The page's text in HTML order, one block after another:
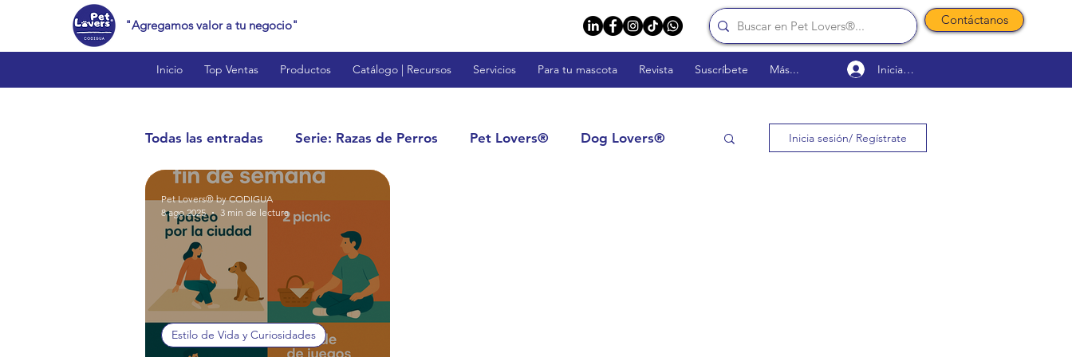
"Agregamos valor a tu negocio" Contáctanos
Inicio Top Ventas Productos Catálogo | Recursos Servicios Para tu mascota Revista Suscríbete Más... Iniciar sesión
Todas las entradas Serie: Razas de Perros Pet Lovers® Dog Lovers®
Cat Lovers™
Reptile Lovers™ Productos: Calidad y Confianza
Estilo de Vida y Curiosidades
Inicia sesión/ Regístrate
Estilo de Vida y Curiosidades
Pet Lovers® by CODIGUA
8 ago 2025
3 min de lectura